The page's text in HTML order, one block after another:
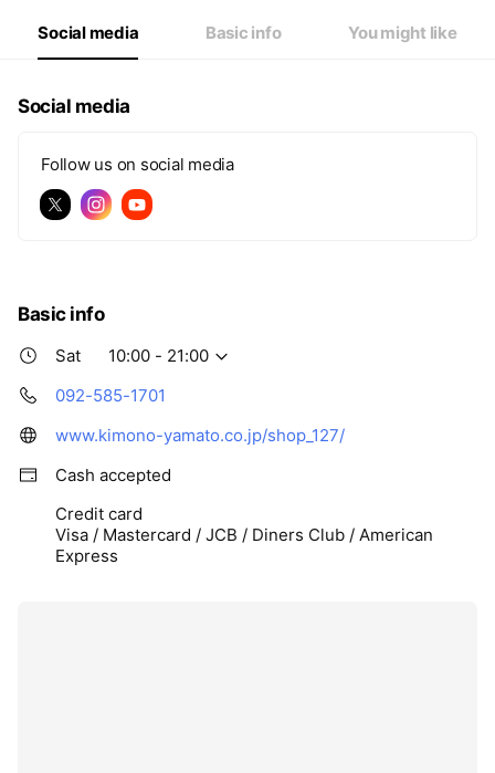
10:00 - 21:00
Social media Basic info You might like
Social media
Follow us on social media
Basic info
Sat
10:00 - 21:00
092-585-1701
www.kimono-yamato.co.jp/shop_127/
Cash accepted
Credit card
Visa / Mastercard / JCB / Diners Club / American
Express